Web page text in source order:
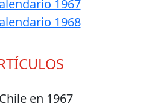
1967
1968
en 1967